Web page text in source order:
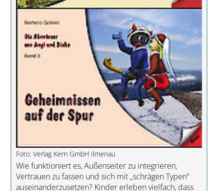
Foto: Verlag Kern GmbH Ilmenau
Wie funktioniert es, Außenseiter zu integrieren,
Vertrauen zu fassen und sich mit „schrägen Typen“
auseinanderzusetzen? Kinder erleben vielfach, dass